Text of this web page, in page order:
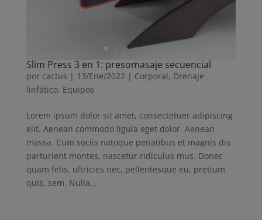
Slim Press 3 en 1: presomasaje secuencial
por cactus | 13/Ene/2022 | Corporal, Drenaje
linfático, Equipos
Lorem ipsum dolor sit amet, consectetuer adipiscing
elit. Aenean commodo ligula eget dolor. Aenean
massa. Cum sociis natoque penatibus et magnis dis
parturient montes, nascetur ridiculus mus. Donec
quam felis, ultricies nec, pellentesque eu, pretium
quis, sem. Nulla...